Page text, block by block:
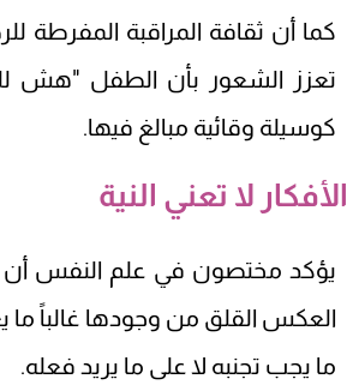
كما أن ثقافة المراقبة
تعزز الشعور بأن الطفل "هش
كوسيلة وقائية مبالغ فيها.
الأفكار لا تعني النية
يؤكد مختصون في علم النفس أن
العكس القلق من وجودها غالباً ما
ما يجب تجنبه لا على ما يريد فعله.